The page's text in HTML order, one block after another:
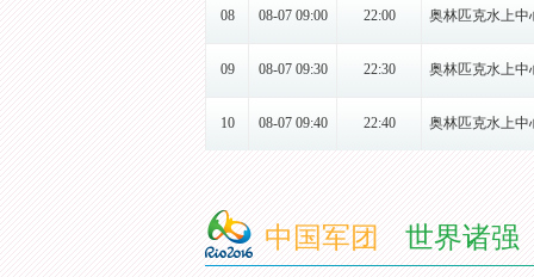
08 08-07 09:00 22:00 奥林匹克水上中
09 08-07 09:30 22:30 奥林匹克水上中
10 08-07 09:40 22:40 奥林匹克水上中
12 08-07 10:00 23:00 奥林匹克水上中
中国军团 世界诸强